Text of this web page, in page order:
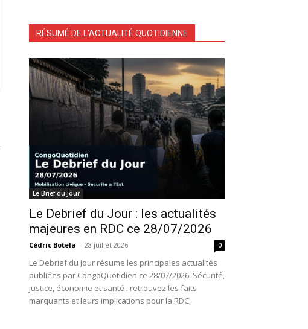
RÉSUMÉ DE L'ACTUALITÉ QUOTIDIENNE
Le Brief du Jour
Le Debrief du Jour : les actualités
majeures en RDC ce 28/07/2026
Cédric Botela - 28 juillet 2026 0
Le Debrief du Jour résume les principales actualités
publiées par CongoQuotidien ce 28/07/2026. Sécurité,
justice, économie et santé : retrouvez les faits
marquants et leurs implications pour la RDC.